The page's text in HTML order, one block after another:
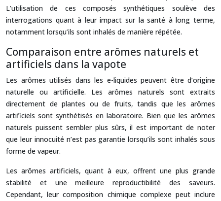
L’utilisation de ces composés synthétiques soulève des
interrogations quant à leur impact sur la santé à long terme,
notamment lorsqu’ils sont inhalés de manière répétée.
Comparaison entre arômes naturels et
artificiels dans la vapote
Les arômes utilisés dans les e-liquides peuvent être d’origine
naturelle ou artificielle. Les arômes naturels sont extraits
directement de plantes ou de fruits, tandis que les arômes
artificiels sont synthétisés en laboratoire. Bien que les arômes
naturels puissent sembler plus sûrs, il est important de noter
que leur innocuité n’est pas garantie lorsqu’ils sont inhalés sous
forme de vapeur.
Les arômes artificiels, quant à eux, offrent une plus grande
stabilité et une meilleure reproductibilité des saveurs.
Cependant, leur composition chimique complexe peut inclure